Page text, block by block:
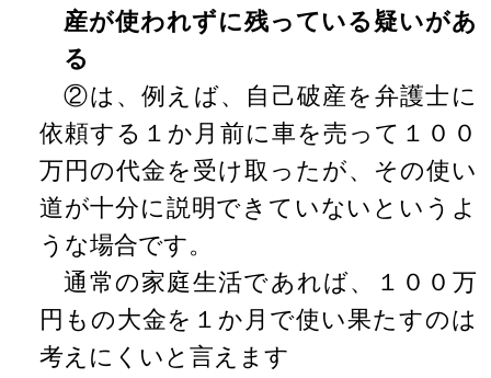
産が使われずに残っている疑いがあ
る
②は、例えば、自己破産を弁護士に
依頼する１か月前に車を売って１００
万円の代金を受け取ったが、その使い
道が十分に説明できていないというよ
うな場合です。
通常の家庭生活であれば、１００万
円もの大金を１か月で使い果たすのは
考えにくいと言えます